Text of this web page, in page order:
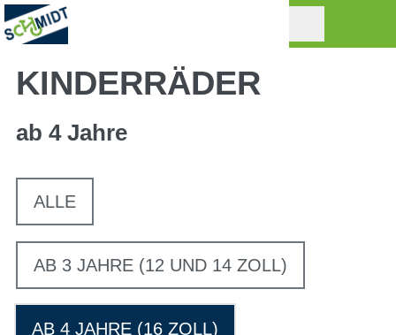
KINDERRÄDER
ab 4 Jahre
ALLE
AB 3 JAHRE (12 UND 14 ZOLL)
AB 4 JAHRE (16 ZOLL)